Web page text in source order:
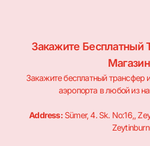
Закажите Бесплатный
Закажите бесплатный трансфер
аэропорта в любой из
Address:Sümer, 4. Sk. No:16,,